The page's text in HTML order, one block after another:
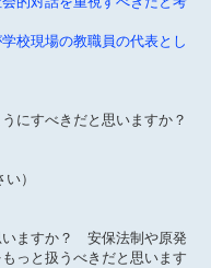
現場の教職員の代表とし
にすべきだと思いますか？
）
ますか？ 安保法制や原発
っと扱うべきだと思います